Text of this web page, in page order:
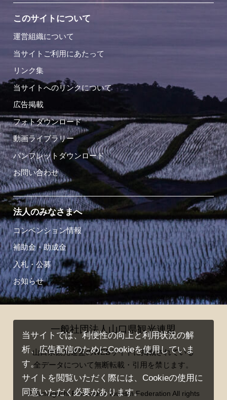
このサイトについて
運営組織について
当サイトご利用にあたって
リンク集
当サイトへのリンクについて
広告掲載
フォトダウンロード
動画ライブラリー
パンフレットダウンロード
お問い合わせ
法人のみなさまへ
コンベンション情報
補助金・助成金
入札・公募
お知らせ
一般社団法人山口県観光連盟
山口県観光連盟のWEBサイトに掲載されている
全データについて無断転載・引用を禁じます。
© Yamaguchi Prefectural Tourism Federation All rights
当サイトでは、利便性の向上と利用状況の解
析、広告配信のためにCookieを使用していま
す。
サイトを閲覧いただく際には、Cookieの使用に
同意いただく必要があります。